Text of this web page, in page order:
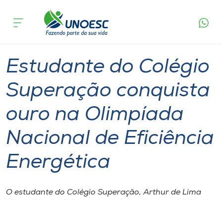
Cursos
Pesquisa
Atendimento ao Estudante
Portal de Ensino
acontece
Estudante do Colégio
Superação conquista
ouro na Olimpíada
Nacional de Eficiência
Energética
O estudante do Colégio Superação, Arthur de Lima